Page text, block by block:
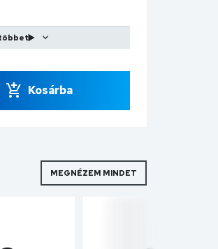
Kosárba
MEGNÉZEM MINDET